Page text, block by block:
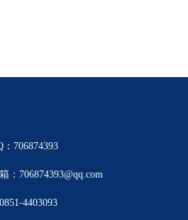
：706874393
：706874393@qq.com
4403093